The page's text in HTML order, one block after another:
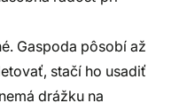
Gaspoda pôsobí až
stačí ho usadiť
drážku na